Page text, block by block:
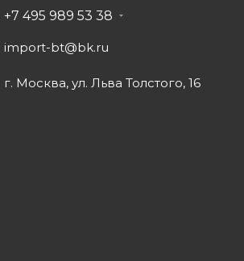
+7 495 989 53 38
import-bt@bk.ru
г. Москва, ул. Льва Толстого, 16